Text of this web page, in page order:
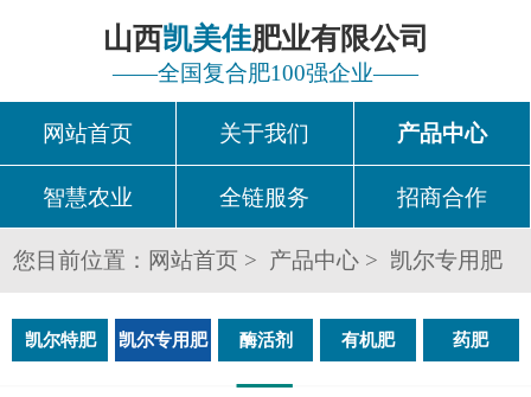
山西凯美佳肥业有限公司
——全国复合肥100强企业——
网站首页 关于我们 产品中心
智慧农业 全链服务 招商合作
您目前位置： 网站首页 产品中心 凯尔专用肥
凯尔特肥 凯尔专用肥 酶活剂 有机肥 药肥